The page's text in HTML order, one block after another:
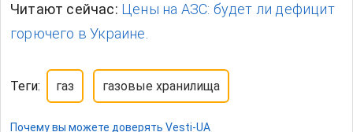
Читают сейчас: Цены на АЗС: будет ли дефицит
горючего в Украине.
Теги: газ газовые хранилища
Почему вы можете доверять Vesti-UA